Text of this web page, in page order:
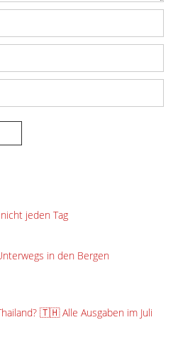
jeden Tag
in den Bergen
🇹🇭 Alle Ausgaben im Juli